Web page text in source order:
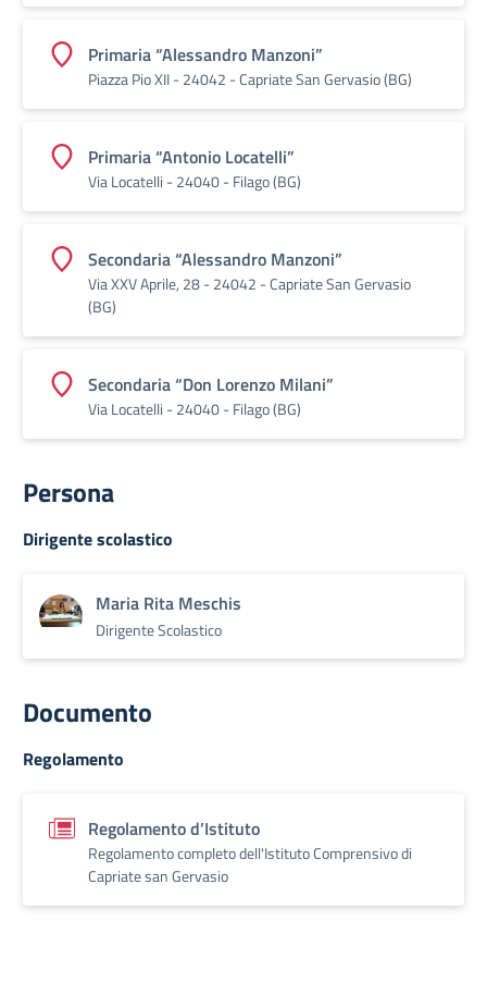
Primaria “Alessandro Manzoni”
Piazza Pio XII - 24042 - Capriate San Gervasio (BG)
Primaria “Antonio Locatelli”
Via Locatelli - 24040 - Filago (BG)
Secondaria “Alessandro Manzoni”
Via XXV Aprile, 28 - 24042 - Capriate San Gervasio
(BG)
Secondaria “Don Lorenzo Milani”
Via Locatelli - 24040 - Filago (BG)
Persona
Dirigente scolastico
Maria Rita Meschis
Dirigente Scolastico
Documento
Regolamento
Regolamento d’Istituto
Regolamento completo dell'Istituto Comprensivo di
Capriate san Gervasio